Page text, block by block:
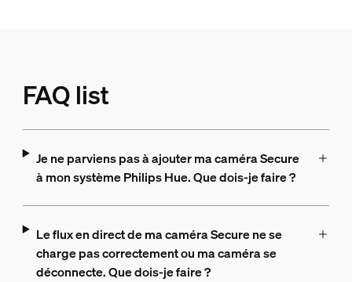
FAQ list
Je ne parviens pas à ajouter ma caméra Secure
à mon système Philips Hue. Que dois-je faire ?
Le flux en direct de ma caméra Secure ne se
charge pas correctement ou ma caméra se
déconnecte. Que dois-je faire ?